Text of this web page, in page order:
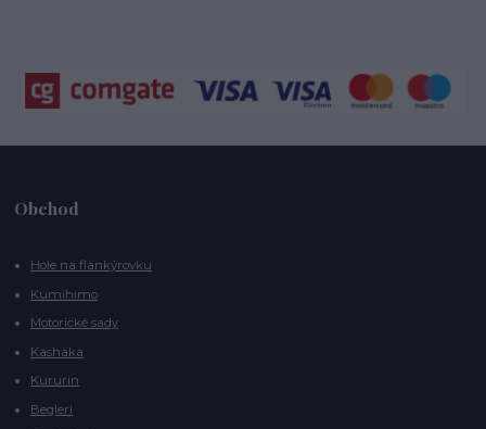
Obchod
Hole na flankýrovku
Kumihimo
Motorické sady
Kashaka
Kururin
Begleri